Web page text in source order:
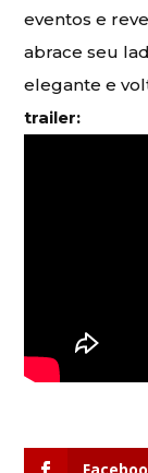
eventos e
abrace seu
elegante e
trailer: